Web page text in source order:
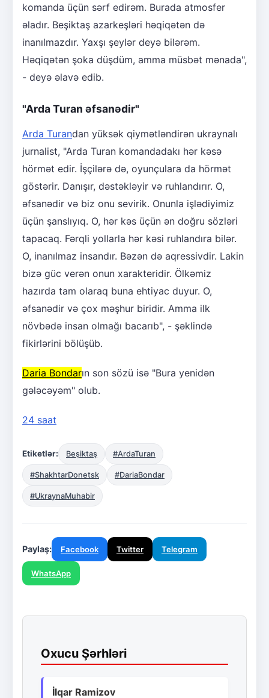
komanda üçün sərf edirəm. Burada atmosfer
əladır. Beşiktaş azarkeşləri həqiqətən də
inanılmazdır. Yaxşı şeylər deyə bilərəm.
Həqiqətən şoka düşdüm, amma müsbət mənada",
- deyə əlavə edib.
"Arda Turan əfsanədir"
Arda Turandan yüksək qiymətləndirən ukraynalı
jurnalist, "Arda Turan komandadakı hər kəsə
hörmət edir. İşçilərə də, oyunçulara da hörmət
göstərir. Danışır, dəstəkləyir və ruhlandırır. O,
əfsanədir və biz onu sevirik. Onunla işlədiyimiz
üçün şanslıyıq. O, hər kəs üçün ən doğru sözləri
tapacaq. Fərqli yollarla hər kəsi ruhlandıra bilər.
O, inanılmaz insandır. Bəzən də aqressivdir. Lakin
bizə güc verən onun xarakteridir. Ölkəmiz
hazırda tam olaraq buna ehtiyac duyur. O,
əfsanədir və çox məşhur biridir. Amma ilk
növbədə insan olmağı bacarıb", - şəklində
fikirlərini bölüşüb.
Daria Bondarın son sözü isə "Bura yenidən
gələcəyəm" olub.
24 saat
Etiketlər: Beşiktaş #ArdaTuran
#ShakhtarDonetsk #DariaBondar
#UkraynaMuhabir
Paylaş: Facebook Twitter Telegram
WhatsApp
Oxucu Şərhləri
İlqar Ramizov